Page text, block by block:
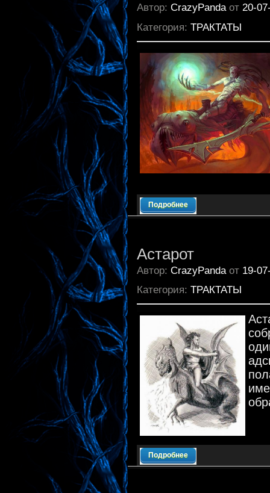
Автор: CrazyPandaот 20-
Категория: ТРАКТАТЫ
Подробнее
Астарот
Автор: CrazyPanda от 19-
Категория: ТРАКТАТЫ
Подробнее